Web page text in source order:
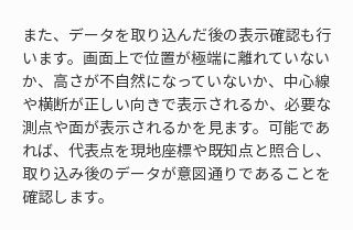
また、データを取り込んだ後の表示確認も行
います。画面上で位置が極端に離れていない
か、高さが不自然になっていないか、中心線
や横断が正しい向きで表示されるか、必要な
測点や面が表示されるかを見ます。可能であ
れば、代表点を現地座標や既知点と照合し、
取り込み後のデータが意図通りであることを
確認します。